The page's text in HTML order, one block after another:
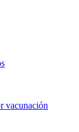
vacunación